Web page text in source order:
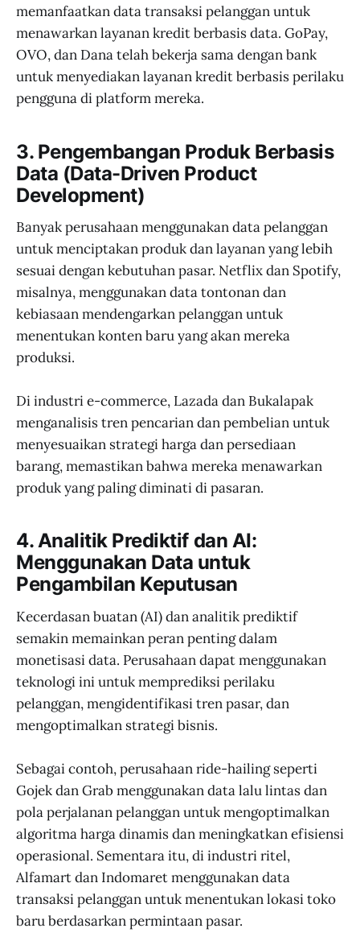
memanfaatkan data transaksi pelanggan untuk
menawarkan layanan kredit berbasis data. GoPay,
OVO, dan Dana telah bekerja sama dengan bank
untuk menyediakan layanan kredit berbasis perilaku
pengguna di platform mereka.
3. Pengembangan Produk Berbasis
Data (Data-Driven Product
Development)
Banyak perusahaan menggunakan data pelanggan
untuk menciptakan produk dan layanan yang lebih
sesuai dengan kebutuhan pasar. Netflix dan Spotify,
misalnya, menggunakan data tontonan dan
kebiasaan mendengarkan pelanggan untuk
menentukan konten baru yang akan mereka
produksi.
Di industri e-commerce, Lazada dan Bukalapak
menganalisis tren pencarian dan pembelian untuk
menyesuaikan strategi harga dan persediaan
barang, memastikan bahwa mereka menawarkan
produk yang paling diminati di pasaran.
4. Analitik Prediktif dan AI:
Menggunakan Data untuk
Pengambilan Keputusan
Kecerdasan buatan (AI) dan analitik prediktif
semakin memainkan peran penting dalam
monetisasi data. Perusahaan dapat menggunakan
teknologi ini untuk memprediksi perilaku
pelanggan, mengidentifikasi tren pasar, dan
mengoptimalkan strategi bisnis.
Sebagai contoh, perusahaan ride-hailing seperti
Gojek dan Grab menggunakan data lalu lintas dan
pola perjalanan pelanggan untuk mengoptimalkan
algoritma harga dinamis dan meningkatkan efisiensi
operasional. Sementara itu, di industri ritel,
Alfamart dan Indomaret menggunakan data
transaksi pelanggan untuk menentukan lokasi toko
baru berdasarkan permintaan pasar.